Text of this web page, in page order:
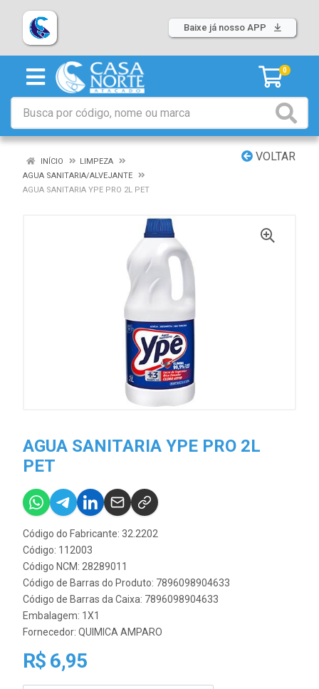
Baixe já nosso APP
0
VOLTAR
INÍCIO
LIMPEZA
AGUA SANITARIA/ALVEJANTE
AGUA SANITARIA YPE PRO 2L PET
AGUA SANITARIA YPE PRO 2L
PET
Código do Fabricante: 32.2202
Código: 112003
Código NCM: 28289011
Código de Barras do Produto: 7896098904633
Código de Barras da Caixa: 7896098904633
Embalagem: 1X1
Fornecedor: QUIMICA AMPARO
R$ 6,95